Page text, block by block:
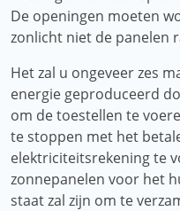
De openingen moeten
zonlicht niet de panelen
Het zal u ongeveer zes
energie geproduceerd
om de toestellen te
te stoppen met het
elektriciteitsrekening te
zonnepanelen voor het
staat zal zijn om te